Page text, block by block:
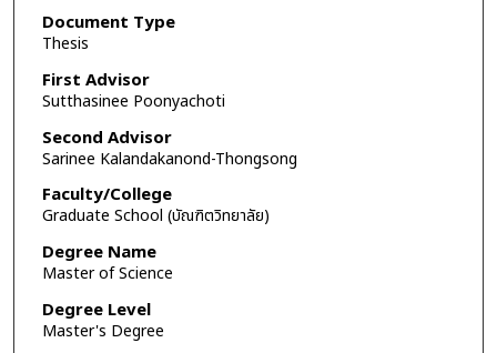
Document Type
Thesis
First Advisor
Sutthasinee Poonyachoti
Second Advisor
Sarinee Kalandakanond-Thongsong
Faculty/College
Graduate School (บัณฑิตวิทยาลัย)
Degree Name
Master of Science
Degree Level
Master's Degree